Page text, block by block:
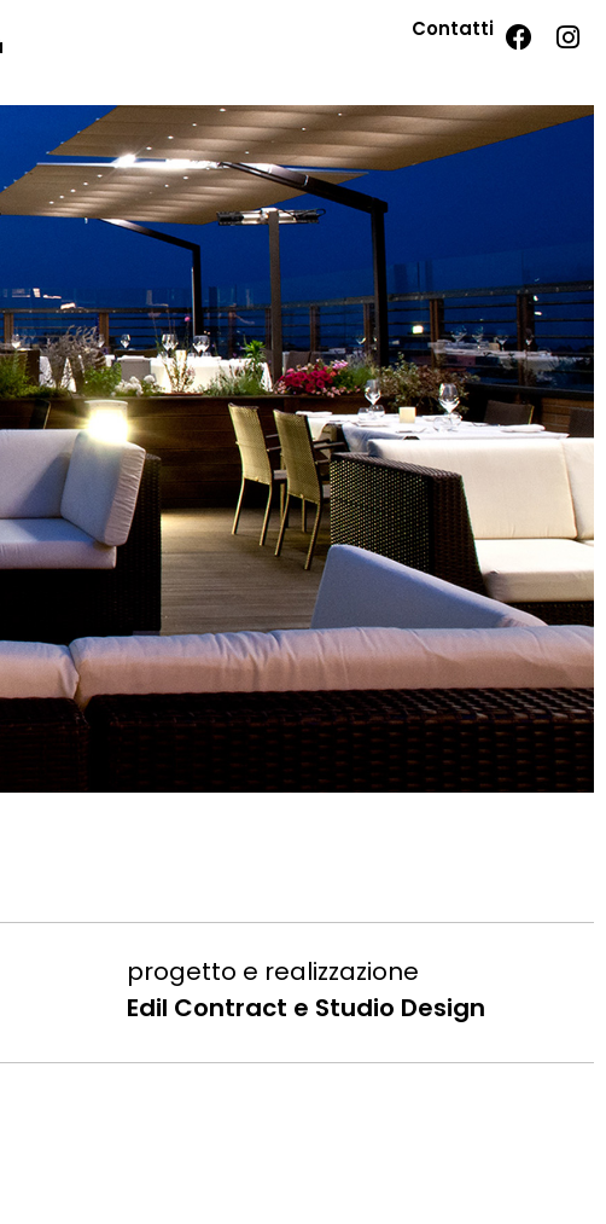
Contatti
progetto e realizzazione
Edil Contract e Studio Design